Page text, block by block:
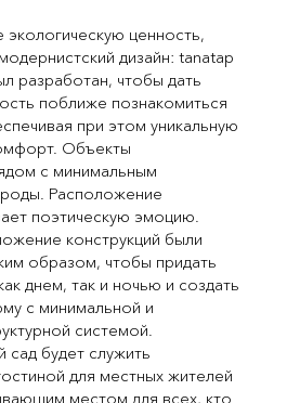
экологическую ценность,
дизайн: tanatap
разработан, чтобы дать
поближе познакомиться
при этом уникальную
Объекты
с минимальным
Расположение
поэтическую эмоцию.
конструкций были
образом, чтобы придать
днем, так и ночью и создать
с минимальной и
системой.
будет служить
для местных жителей
местом для всех, кто